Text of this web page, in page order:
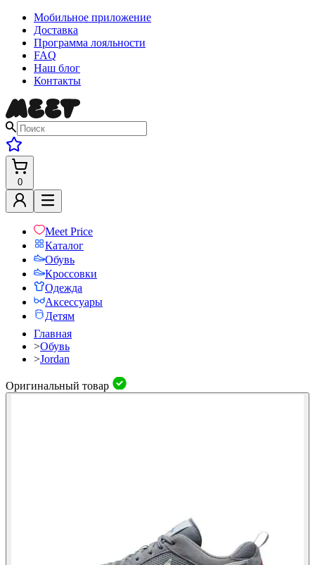
Мобильное приложение
Доставка
Программа лояльности
FAQ
Наш блог
Контакты
0
Meet Price
Каталог
Обувь
Кроссовки
Одежда
Аксессуары
Детям
Главная
>Обувь
>Jordan
Оригинальный товар